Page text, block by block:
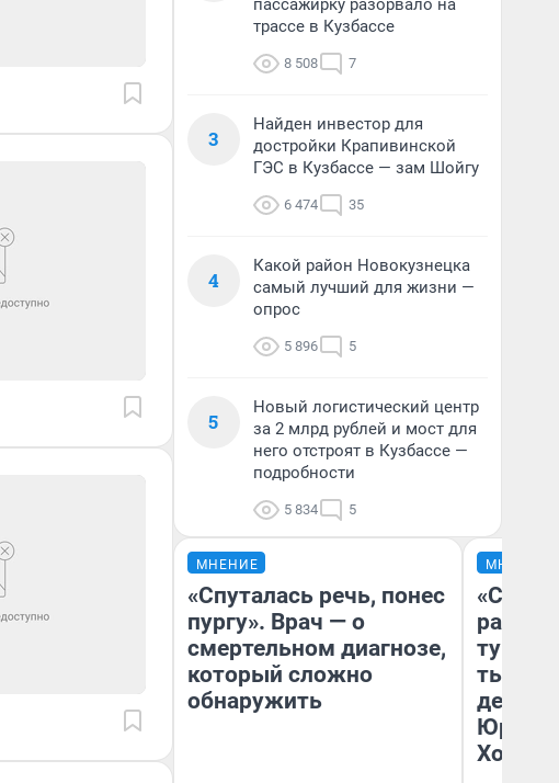
пассажирку разорвало на
трассе в Кузбассе
8 508 7
3
Найден инвестор для
достройки Крапивинской
ГЭС в Кузбассе — зам Шойгу
6 474 35
4
Какой район Новокузнецка
самый лучший для жизни —
опрос
5 896 5
5
Новый логистический центр
за 2 млрд рублей и мост для
него отстроят в Кузбассе —
подробности
5 834 5
МНЕНИЕ
«Спуталась речь, понес
пургу». Врач — о
смертельном диагнозе,
который сложно
обнаружить
МНЕНИЕ
тысяч,
день